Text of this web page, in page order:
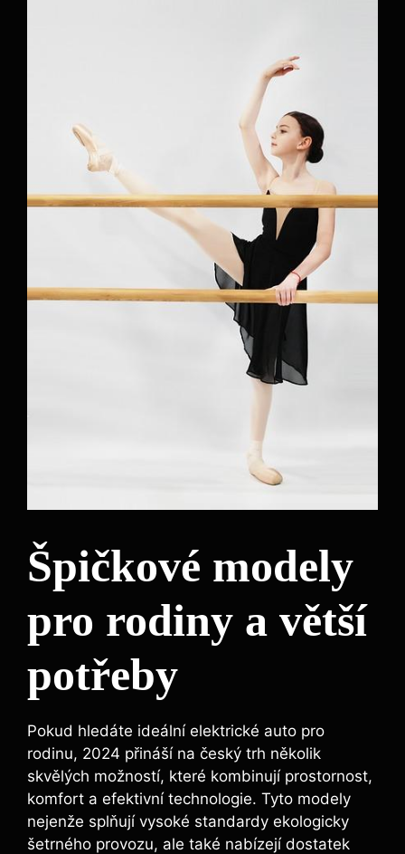
Špičkové modely
pro rodiny a větší
potřeby
Pokud hledáte ideální elektrické auto pro
rodinu, 2024 přináší na český trh několik
skvělých možností, které kombinují prostornost,
komfort a efektivní technologie. Tyto modely
nejenže splňují vysoké standardy ekologicky
šetrného provozu, ale také nabízejí dostatek